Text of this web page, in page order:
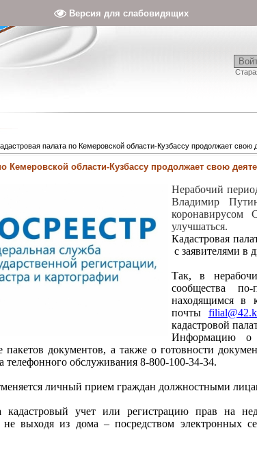
Версия для слабовидящих
палата по Кемеровской области-Кузбассу продолжает свою
Кемеровской области-Кузбассу продолжает свою
Нерабочий
Владимир
коронавирусом
улучшаться.
Кадастровая
с заявителями в
Так, в
сообщества
находящимся в
почты
кадастровой
Информацию о
пакетов документов, а также о готовности
телефонного обслуживания 8-800-100-34-34.
личный прием граждан должностными
кадастровый учет или регистрацию прав на
выходя из дома – посредством электронных